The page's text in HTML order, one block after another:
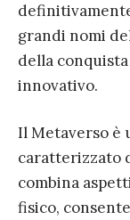
grandi nomi
della
innovativo.
Il Metaverso è
caratterizzato
combina
fisico,